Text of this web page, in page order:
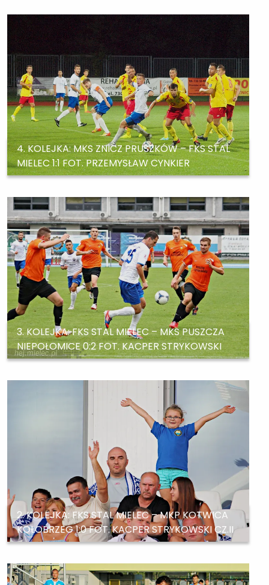
4. KOLEJKA: MKS ZNICZ PRUSZKÓW – FKS STAL
MIELEC 1:1 FOT. PRZEMYSŁAW CYNKIER
3. KOLEJKA: FKS STAL MIELEC – MKS PUSZCZA
NIEPOŁOMICE 0:2 FOT. KACPER STRYKOWSKI
2. KOLEJKA: FKS STAL MIELEC – MKP KOTWICA
KOŁOBRZEG 1:0 FOT. KACPER STRYKOWSKI CZ.II